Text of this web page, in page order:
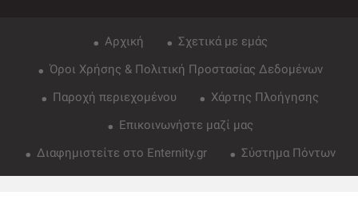
Αρχική
Σχετικά με εμάς
Όροι Χρήσης & Πολιτική Προστασίας Δεδομένων
Παροχή περιεχομένου
Χάρτης Πλοήγησης
Επικοινωνήστε μαζί μας
Διαφημιστείτε στο Enternity.gr
Σύστημα Πόντων